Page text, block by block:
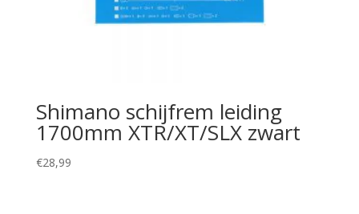
Shimano schijfrem leiding
1700mm XTR/XT/SLX zwart
€28,99